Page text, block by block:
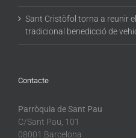
Sant Cristòfol torna a reunir
tradicional benedicció de
Contacte
Parròquia de Sant Pau
C/Sant Pau, 101
08001 Barcelona